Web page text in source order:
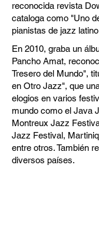
reconocida revista
cataloga como "Uno
pianistas de jazz
En 2010, graba un
Pancho Amat,
Tresero del Mundo",
en Otro Jazz", que
elogios en varios
mundo como el Java
Montreux Jazz
Jazz Festival,
entre otros. También
diversos países.